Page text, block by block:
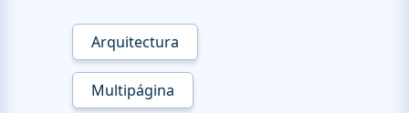
Arquitectura
Multipágina